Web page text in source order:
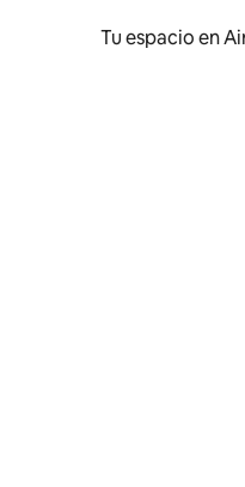
Tu espacio en
la pantalla.